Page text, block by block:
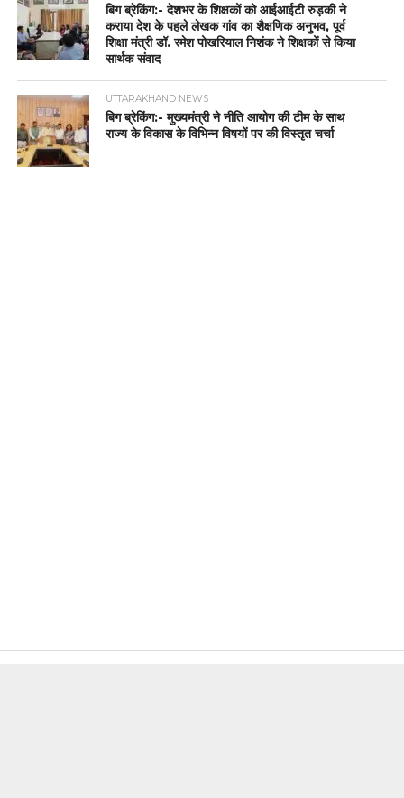
बिग ब्रेकिंग:- देशभर के शिक्षकों को आईआईटी रुड़की ने
कराया देश के पहले लेखक गांव का शैक्षणिक अनुभव, पूर्व
शिक्षा मंत्री डॉ. रमेश पोखरियाल निशंक ने शिक्षकों से किया
सार्थक संवाद
UTTARAKHAND NEWS
बिग ब्रेकिंग:- मुख्यमंत्री ने नीति आयोग की टीम के साथ
राज्य के विकास के विभिन्न विषयों पर की विस्तृत चर्चा